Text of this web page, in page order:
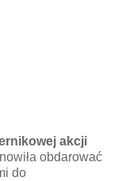
akcji
obdarować
do